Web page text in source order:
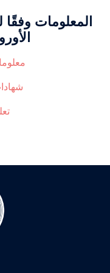
المعلومات وفقًا
الأوروبي)